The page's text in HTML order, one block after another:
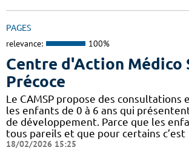
PAGES
relevance: 100%
Centre d'Action Médico
Précoce
Le CAMSP propose des consultations
les enfants de 0 à 6 ans qui
de développement. Parce que les
tous pareils et que pour certains c’est
18/02/2026 15:25